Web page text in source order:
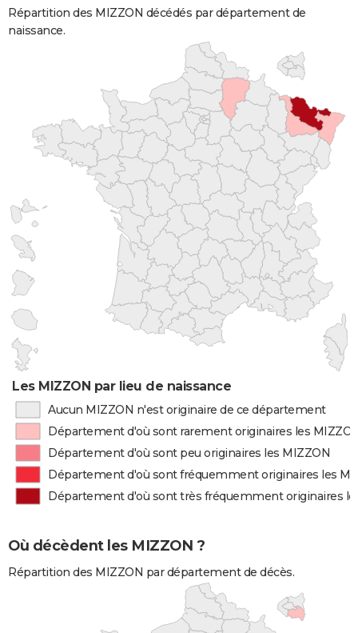
Répartition des MIZZON décédés par département de
naissance.
Les MIZZON par lieu de naissance
Aucun MIZZON n'est originaire de ce département
Département d'où sont rarement originaires les
Département d'où sont peu originaires les MIZZON
Département d'où sont fréquemment originaires les
Département d'où sont très fréquemment originaires
Où décèdent les MIZZON ?
Répartition des MIZZON par département de décès.